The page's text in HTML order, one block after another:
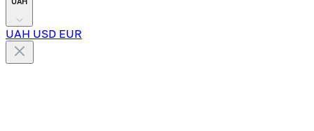
UAH USD EUR